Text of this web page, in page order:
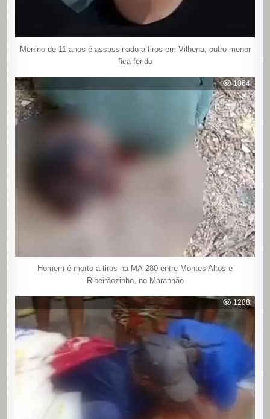
Menino de 11 anos é assassinado a tiros em Vilhena; outro menor
fica ferido
1064
Homem é morto a tiros na MA-280 entre Montes Altos e
Ribeirãozinho, no Maranhão
1288